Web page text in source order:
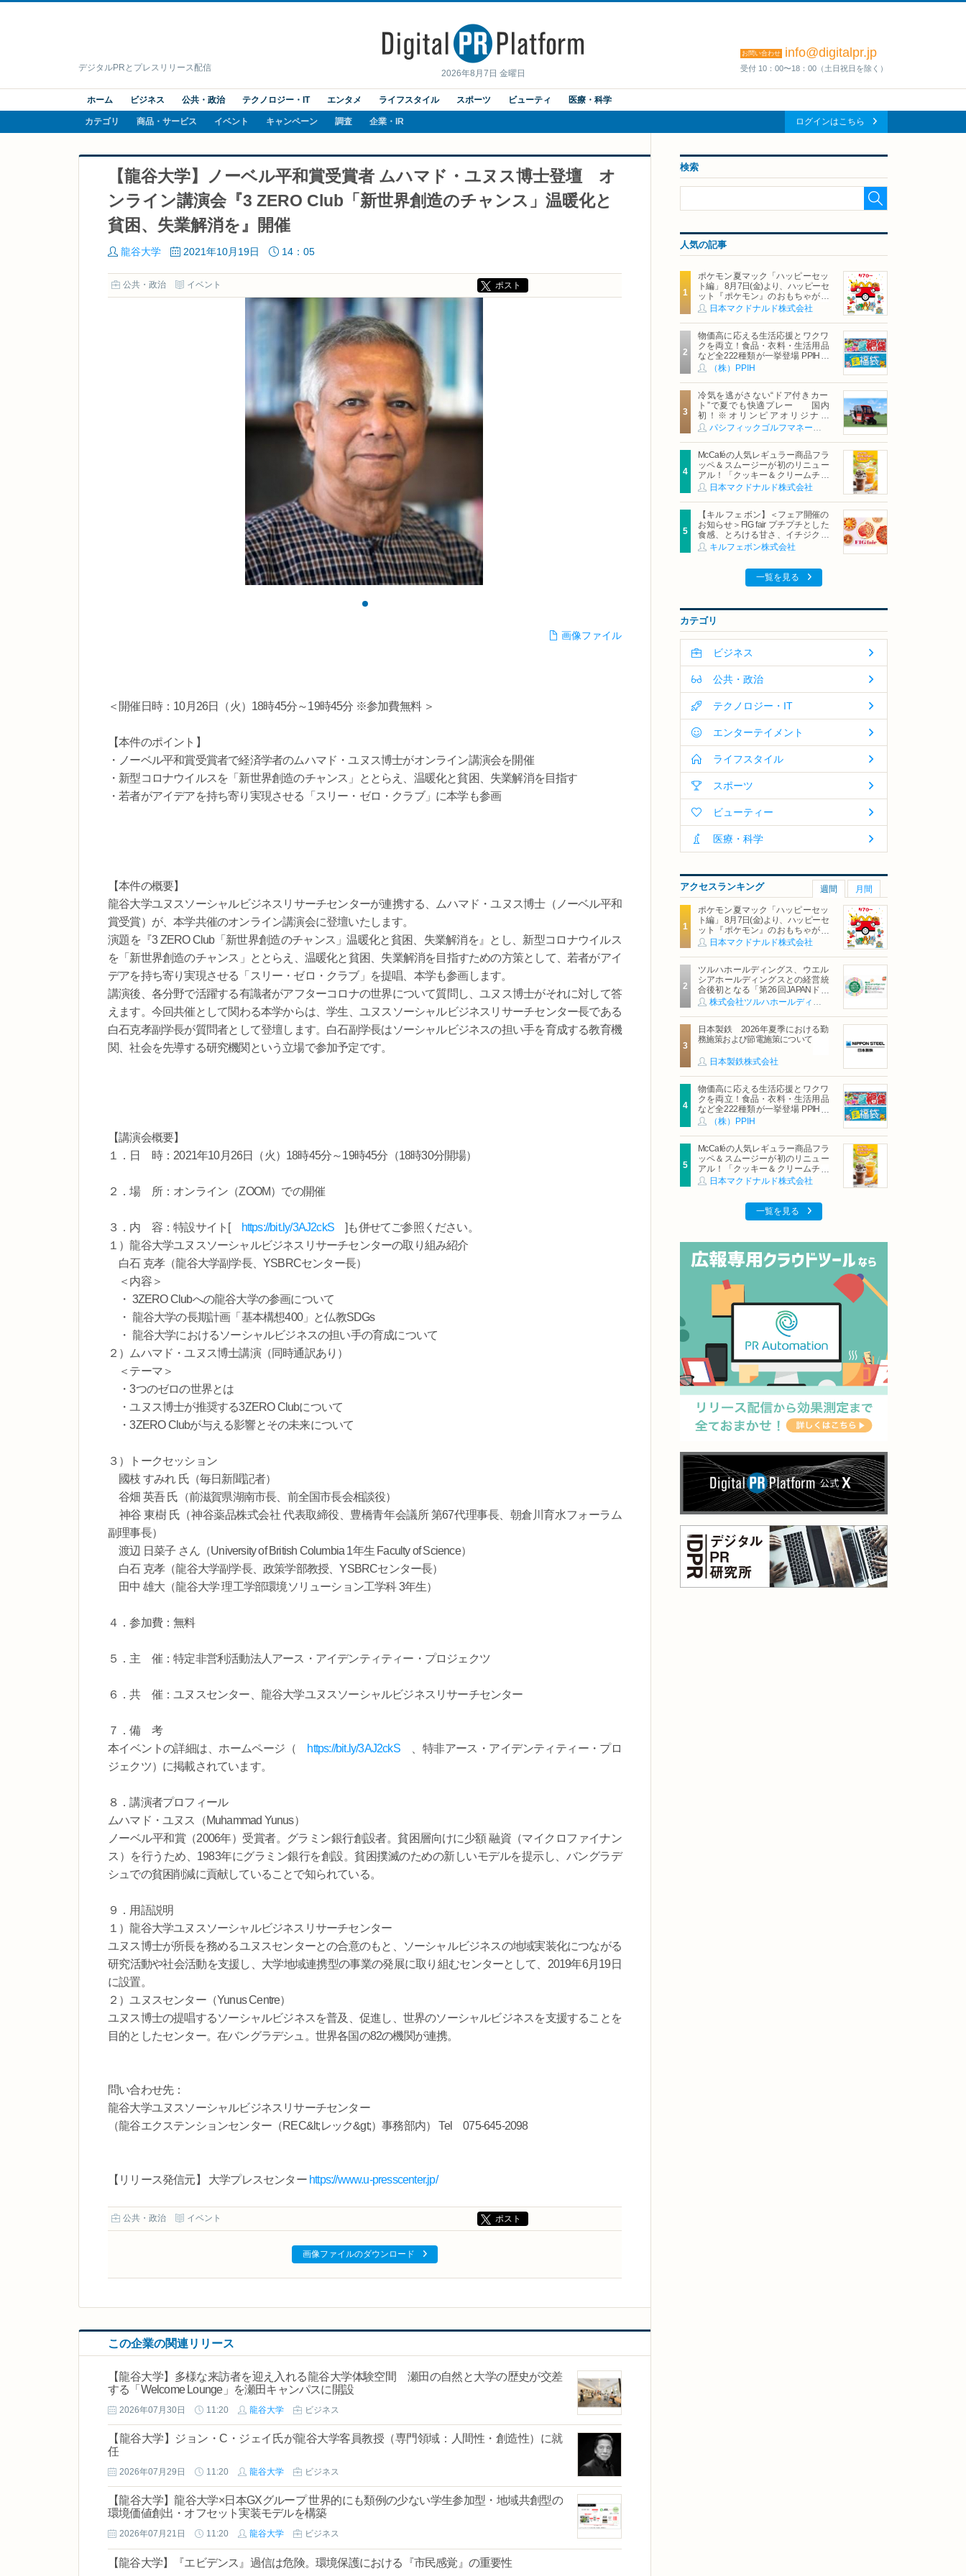
2026年8月7日 金曜日
デジタルPRとプレスリリース配信
お問い合わせ info@digitalpr.jp
受付 10：00〜18：00（土日祝日を除く）
ホーム ビジネス 公共・政治 テクノロジー・IT エンタメ ライフスタイル スポーツ ビューティ 医療・科学
カテゴリ 商品・サービス イベント キャンペーン 調査 企業・IR ログインはこちら
【龍谷大学】ノーベル平和賞受賞者 ムハマド・ユヌス博士登壇 オ
ンライン講演会『3 ZERO Club「新世界創造のチャンス」温暖化と
貧困、失業解消を』開催
龍谷大学 2021年10月19日 14：05
公共・政治 イベント ポスト
画像ファイル
＜開催日時：10月26日（火）18時45分～19時45分 ※参加費無料 ＞
【本件のポイント】
・ノーベル平和賞受賞者で経済学者のムハマド・ユヌス博士がオンライン講演会を開催
・新型コロナウイルスを「新世界創造のチャンス」ととらえ、温暖化と貧困、失業解消を目指す
・若者がアイデアを持ち寄り実現させる「スリー・ゼロ・クラブ」に本学も参画
【本件の概要】
龍谷大学ユヌスソーシャルビジネスリサーチセンターが連携する、ムハマド・ユヌス博士（ノーベル平和
賞受賞）が、本学共催のオンライン講演会に登壇いたします。
演題を『3 ZERO Club「新世界創造のチャンス」温暖化と貧困、失業解消を』とし、新型コロナウイルス
を「新世界創造のチャンス」ととらえ、温暖化と貧困、失業解消を目指すための方策として、若者がアイ
デアを持ち寄り実現させる「スリー・ゼロ・クラブ」を提唱、本学も参画します。
講演後、各分野で活躍する有識者がアフターコロナの世界について質問し、ユヌス博士がそれに対して答
えます。今回共催として関わる本学からは、学生、ユヌスソーシャルビジネスリサーチセンター長である
白石克孝副学長が質問者として登壇します。白石副学長はソーシャルビジネスの担い手を育成する教育機
関、社会を先導する研究機関という立場で参加予定です。
【講演会概要】
１．日 時：2021年10月26日（火）18時45分～19時45分（18時30分開場）
２．場 所：オンライン（ZOOM）での開催
３．内 容：特設サイト[ https://bit.ly/3AJ2ckS ]も併せてご参照ください。
１）龍谷大学ユヌスソーシャルビジネスリサーチセンターの取り組み紹介
白石 克孝（龍谷大学副学長、YSBRCセンター長）
＜内容＞
・ 3ZERO Clubへの龍谷大学の参画について
・ 龍谷大学の長期計画「基本構想400」と仏教SDGs
・ 龍谷大学におけるソーシャルビジネスの担い手の育成について
２）ムハマド・ユヌス博士講演（同時通訳あり）
＜テーマ＞
・3つのゼロの世界とは
・ユヌス博士が推奨する3ZERO Clubについて
・3ZERO Clubが与える影響とその未来について
３）トークセッション
國枝 すみれ 氏（毎日新聞記者）
谷畑 英吾 氏（前滋賀県湖南市長、前全国市長会相談役）
神谷 東樹 氏（神谷薬品株式会社 代表取締役、豊橋青年会議所 第67代理事長、朝倉川育水フォーラム
副理事長）
渡辺 日菜子 さん（University of British Columbia 1年生 Faculty of Science）
白石 克孝（龍谷大学副学長、政策学部教授、YSBRCセンター長）
田中 雄大（龍谷大学 理工学部環境ソリューション工学科 3年生）
４．参加費：無料
５．主 催：特定非営利活動法人アース・アイデンティティー・プロジェクツ
６．共 催：ユヌスセンター、龍谷大学ユヌスソーシャルビジネスリサーチセンター
７．備 考
本イベントの詳細は、ホームページ（ https://bit.ly/3AJ2ckS、特非アース・アイデンティティー・プロ
ジェクツ）に掲載されています。
８．講演者プロフィール
ムハマド・ユヌス（Muhammad Yunus）
ノーベル平和賞（2006年）受賞者。グラミン銀行創設者。貧困層向けに少額 融資（マイクロファイナン
ス）を行うため、1983年にグラミン銀行を創設。貧困撲滅のための新しいモデルを提示し、バングラデ
シュでの貧困削減に貢献していることで知られている。
９．用語説明
１）龍谷大学ユヌスソーシャルビジネスリサーチセンター
ユヌス博士が所長を務めるユヌスセンターとの合意のもと、ソーシャルビジネスの地域実装化につながる
研究活動や社会活動を支援し、大学地域連携型の事業の発展に取り組むセンターとして、2019年6月19日
に設置。
２）ユヌスセンター（Yunus Centre）
ユヌス博士の提唱するソーシャルビジネスを普及、促進し、世界のソーシャルビジネスを支援することを
目的としたセンター。在バングラデシュ。世界各国の82の機関が連携。
問い合わせ先：
龍谷大学ユヌスソーシャルビジネスリサーチセンター
（龍谷エクステンションセンター（REC&lt;レック&gt;）事務部内） Tel 075-645-2098
【リリース発信元】 大学プレスセンター https://www.u-presscenter.jp/
公共・政治 イベント ポスト
画像ファイルのダウンロード
この企業の関連リリース
【龍谷大学】多様な来訪者を迎え入れる龍谷大学体験空間 瀬田の自然と大学の歴史が交差
する「Welcome Lounge」を瀬田キャンパスに開設
2026年07月30日 11:20 龍谷大学 ビジネス
【龍谷大学】ジョン・C・ジェイ氏が龍谷大学客員教授（専門領域：人間性・創造性）に就
任
2026年07月29日 11:20 龍谷大学 ビジネス
【龍谷大学】龍谷大学×日本GXグループ 世界的にも類例の少ない学生参加型・地域共創型の
環境価値創出・オフセット実装モデルを構築
2026年07月21日 11:20 龍谷大学 ビジネス
【龍谷大学】『エビデンス』過信は危険。環境保護における『市民感覚』の重要性
検索
人気の記事
ポケモン夏マック「ハッピーセッ
ト編」 8月7日(金)より、ハッピーセ
ット『ポケモン』のおもちゃが期
間限定登場
日本マクドナルド株式会社
物価高に応える生活応援とワクワ
クを両立！食品・衣料・生活用品
など全222種類が一挙登場 PPIHグ
ループ「夏福袋」＆セール 8月6日
(木)より順次スタート
（株）PPIH
冷気を逃がさない“ドア付きカー
ト”で夏でも快適プレー 国内
初！※オリンピアオリジナル
「AirCon Cart（エアコンカー
ト）」導入 | ＰＧＭ
McCaféの人気レギュラー商品フラ
ッペ＆スムージーが初のリニュー
アル！「クッキー＆クリームチョ
コフラッペ」「マンゴースムージ
ー」8月5日（水）から販売開始
日本マクドナルド株式会社
【キル フェ ボン】＜フェア開催の
お知らせ＞FIG fair プチプチとした
食感、とろける甘さ、イチジクの
魅力をたっぷりと。新作を含め、
イチジク尽くしの全4種が登場8月
キルフェボン株式会社
一覧を見る
カテゴリ
ビジネス
公共・政治
テクノロジー・IT
エンターテイメント
ライフスタイル
スポーツ
ビューティー
医療・科学
アクセスランキング 週間 月間
ポケモン夏マック「ハッピーセッ
ト編」 8月7日(金)より、ハッピーセ
ット『ポケモン』のおもちゃが期
間限定登場
日本マクドナルド株式会社
ツルハホールディングス、ウエル
シアホールディングスとの経営統
合後初となる「第26回JAPANドラ
ッグストアショー」に出展
株式会社ツルハホールディングス
日本製鉄 2026年夏季における勤
務施策および節電施策について
日本製鉄株式会社
物価高に応える生活応援とワクワ
クを両立！食品・衣料・生活用品
など全222種類が一挙登場 PPIHグ
ループ「夏福袋」＆セール 8月6日
（株）PPIH
McCaféの人気レギュラー商品フラ
ッペ＆スムージーが初のリニュー
アル！「クッキー＆クリームチョ
コフラッペ」「マンゴースムージ
日本マクドナルド株式会社
一覧を見る